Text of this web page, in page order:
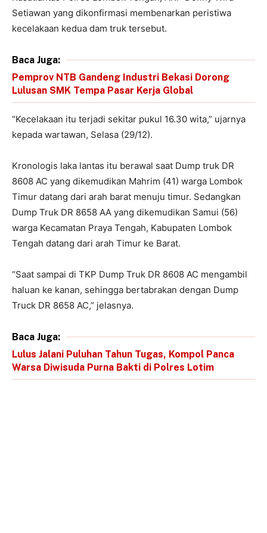
Setiawan yang dikonfirmasi membenarkan peristiwa
kecelakaan kedua dam truk tersebut.
Baca Juga:
Pemprov NTB Gandeng Industri Bekasi Dorong
Lulusan SMK Tempa Pasar Kerja Global
“Kecelakaan itu terjadi sekitar pukul 16.30 wita,” ujarnya
kepada wartawan, Selasa (29/12).
Kronologis laka lantas itu berawal saat Dump truk DR
8608 AC yang dikemudikan Mahrim (41) warga Lombok
Timur datang dari arah barat menuju timur. Sedangkan
Dump Truk DR 8658 AA yang dikemudikan Samui (56)
warga Kecamatan Praya Tengah, Kabupaten Lombok
Tengah datang dari arah Timur ke Barat.
“Saat sampai di TKP Dump Truk DR 8608 AC mengambil
haluan ke kanan, sehingga bertabrakan dengan Dump
Truck DR 8658 AC,” jelasnya.
Baca Juga:
Lulus Jalani Puluhan Tahun Tugas, Kompol Panca
Warsa Diwisuda Purna Bakti di Polres Lotim